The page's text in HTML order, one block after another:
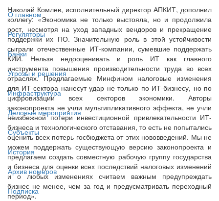
О главном
Регуляторы
Банки
Угрозы и решения
Инфраструктура
Деловые мероприятия
Субъекты
История
Архив номеров
Подписка
Николай Комлев, исполнительный директор АПКИТ, дополнил
коллегу: «Экономика не только выстояла, но и продолжила
рост, несмотря на уход западных вендоров и прекращение
поддержки их ПО. Значительную роль в этой устойчивости
сыграли отечественные ИТ-компании, сумевшие поддержать
КИИ. Нельзя недооценивать и роль ИТ как главного
инструмента повышения производительности труда во всех
отраслях. Предлагаемые Минфином налоговые изменения
для ИТ-сектора нанесут удар не только по ИТ-бизнесу, но по
цифровизации всех секторов экономики. Авторы
законопроекта не учли мультипликативного эффекта, не учли
неизбежной потери инвестиционной привлекательности ИТ-
бизнеса и технологического отставания, то есть не попытались
оценить всех потерь госбюджета от этих нововведений. Мы не
можем поддержать существующую версию законопроекта и
предлагаем создать совместную рабочую группу государства
и бизнеса для оценки всех последствий налоговых изменений
и о любых изменениях считаем важным предупреждать
бизнес не менее, чем за год и предусматривать переходный
период».